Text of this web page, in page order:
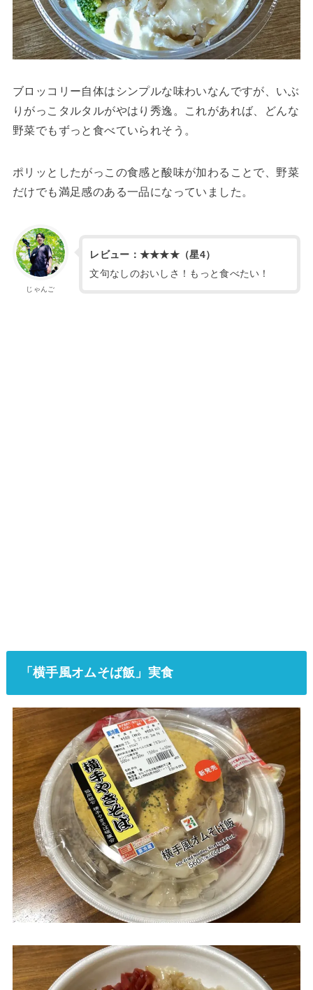
ブロッコリー自体はシンプルな味わいなんですが、いぶ
りがっこタルタルがやはり秀逸。これがあれば、どんな
野菜でもずっと食べていられそう。
ポリッとしたがっこの食感と酸味が加わることで、野菜
だけでも満足感のある一品になっていました。
じゃんご
レビュー：★★★★（星4）
文句なしのおいしさ！もっと食べたい！
「横手風オムそば飯」実食